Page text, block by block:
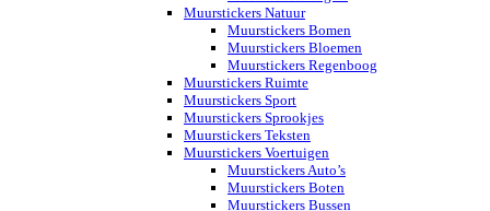
Muurstickers Natuur
Muurstickers Bomen
Muurstickers Bloemen
Muurstickers Regenboog
Muurstickers Ruimte
Muurstickers Sport
Muurstickers Sprookjes
Muurstickers Teksten
Muurstickers Voertuigen
Muurstickers Auto’s
Muurstickers Boten
Muurstickers Bussen